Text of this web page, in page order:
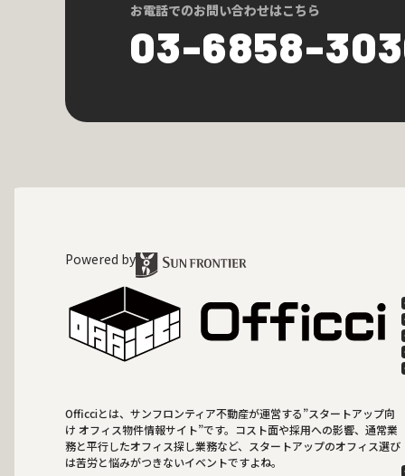
お電話でのお問い合わせはこちら
03-6858-
Powered by
Officciとは、サンフロンティア不動産が運営する”スタートアップ向
け オフィス物件情報サイト”です。コスト面や採用への影響、通常業
務と平行したオフィス探し業務など、スタートアップのオフィス選び
は苦労と悩みがつきないイベントですよね。